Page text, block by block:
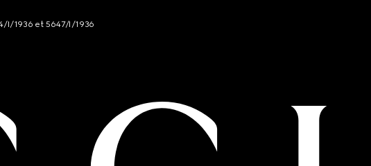
I/1936 et 5647/I/1936